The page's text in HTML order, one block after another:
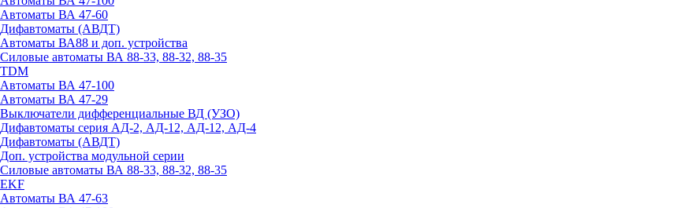
Автоматы ВА 47-60
Дифавтоматы (АВДТ)
Автоматы ВА88 и доп. устройства
Силовые автоматы ВА 88-33, 88-32, 88-35
TDM
Автоматы ВА 47-100
Автоматы ВА 47-29
Выключатели дифференциальные ВД (УЗО)
Дифавтоматы серия АД-2, АД-12, АД-12, АД-4
Дифавтоматы (АВДТ)
Доп. устройства модульной серии
Силовые автоматы ВА 88-33, 88-32, 88-35
EKF
Автоматы ВА 47-63